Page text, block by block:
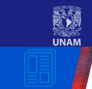
Barra